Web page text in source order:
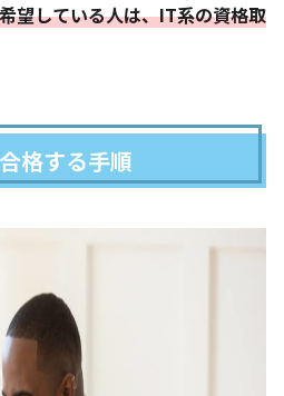
望している人は、IT系の資格取
格する手順